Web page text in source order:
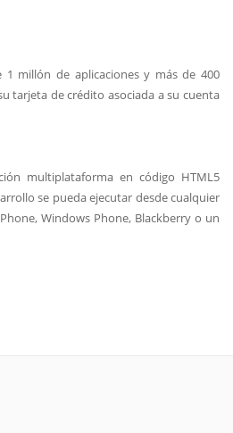
1 millón de aplicaciones y más de 400
tarjeta de crédito asociada a su cuenta
multiplataforma en código HTML5
se pueda ejecutar desde cualquier
Windows Phone, Blackberry o un